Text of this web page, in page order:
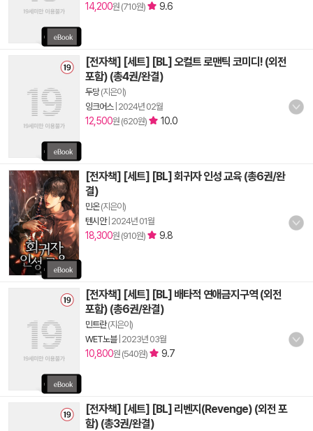
14,200원 (710원) 9.6
[전자책] [세트] [BL] 오컬트 로맨틱 코미디! (외전
포함) (총4권/완결)
두당(지은이)
잉크어스| 2024년 02월
12,500원 (620원) 10.0
[전자책] [세트] [BL] 회귀자 인성 교육 (총6권/완
결)
민온(지은이)
텐시안| 2024년 01월
18,300원 (910원) 9.8
[전자책] [세트] [BL] 배타적 연애금지구역 (외전
포함) (총6권/완결)
민트란(지은이)
WET노블| 2023년 03월
10,800원 (540원) 9.7
[전자책] [세트] [BL] 리벤지(Revenge) (외전 포
함) (총3권/완결)